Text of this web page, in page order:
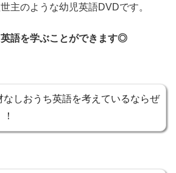
主のような幼児英語DVDです。
語を学ぶことができます◎
なしおうち英語を考えているならぜ